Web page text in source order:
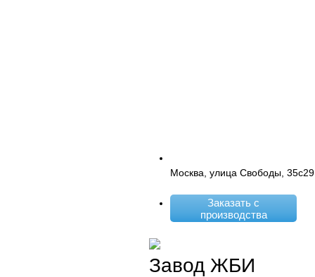
Москва, улица Свободы, 35с29
Заказать с
производства
Завод ЖБИ